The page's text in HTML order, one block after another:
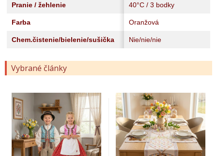
Pranie / žehlenie 40°C / 3 bodky
Farba Oranžová
Chem.čistenie/bielenie/sušička Nie/nie/nie
Vybrané články